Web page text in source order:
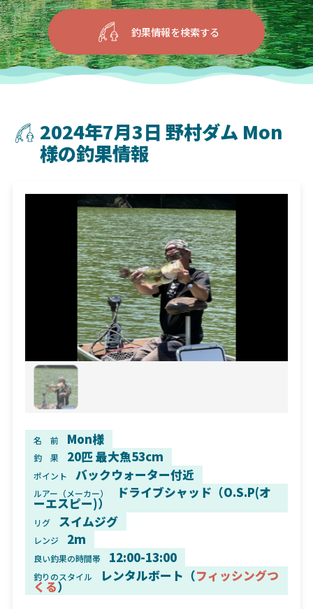
釣果情報を検索する
2024年7月3日 野村ダム Mon
様の釣果情報
名 前 Mon様
釣 果 20匹 最大魚53cm
ポイント バックウォーター付近
ルアー（メーカー） ドライブシャッド（O.S.P(オ
ーエスピー)）
リグ スイムジグ
レンジ 2m
良い釣果の時間帯 12:00-13:00
釣りのスタイル レンタルボート（フィッシングつ
くる）